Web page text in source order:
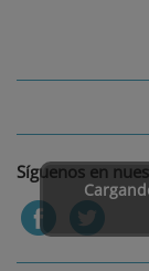
Síguenos en